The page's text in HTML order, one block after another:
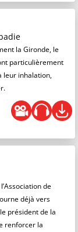
la Gironde, le
particulièrement
leur inhalation,
de
déjà vers
président de la
renforcer la